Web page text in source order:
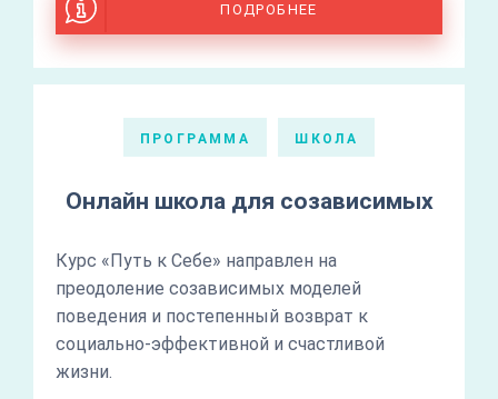
ПОДРОБНЕЕ
ПРОГРАММА ШКОЛА
Онлайн школа для созависимых
Курс «Путь к Себе» направлен на
преодоление созависимых моделей
поведения и постепенный возврат к
социально-эффективной и счастливой
жизни.